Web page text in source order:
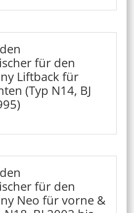
für den
Liftback für
(Typ N14, BJ
für den
Neo für vorne &